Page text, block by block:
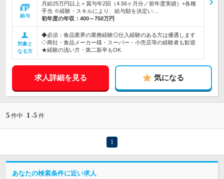
給与
月給25万円以上＋賞与年2回（4.56ヶ月分／前年度実績）+各種
手当 ※経験・スキルにより、給与額を決定い…
初年度の年収： 400～750万円
対象と
なる方
◆必須：食品業界の業務経験◎仕入経験のある方は優遇します
◇商社・食品メーカー様・スーパー・小売店等の経験者も歓迎
★経験の浅い方・第二新卒もOK
求人詳細を見る 気になる
5 件中 1 -5 件
1
あなたの検索条件に近い求人